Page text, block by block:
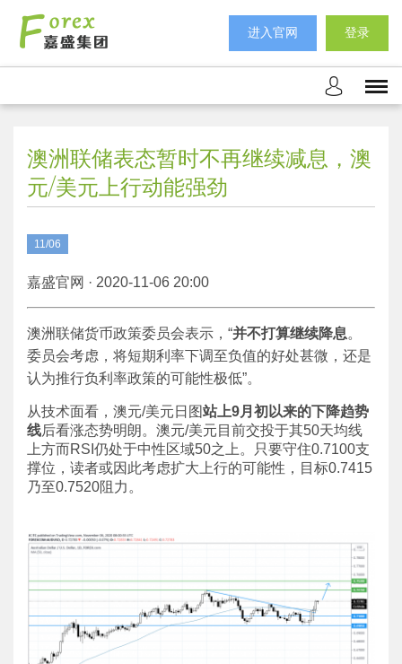
进入官网 登录
澳洲联储表态暂时不再继续减息，澳
元/美元上行动能强劲
11/06
嘉盛官网 · 2020-11-06 20:00
澳洲联储货币政策委员会表示，“并不打算继续降息。
委员会考虑，将短期利率下调至负值的好处甚微，还是
认为推行负利率政策的可能性极低”。
从技术面看，澳元/美元日图站上9月初以来的下降趋势
线后看涨态势明朗。澳元/美元目前交投于其50天均线
上方而RSI仍处于中性区域50之上。只要守住0.7100支
撑位，读者或因此考虑扩大上行的可能性，目标0.7415
乃至0.7520阻力。